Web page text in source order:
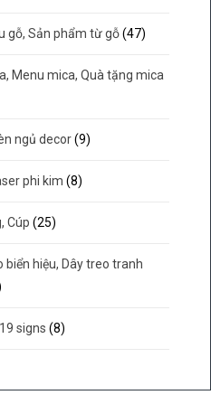
gỗ, Sản phẩm từ gỗ (47)
Menu mica, Quà tặng mica
ngủ decor (9)
phi kim (8)
Cúp (25)
biển hiệu, Dây treo tranh
signs (8)